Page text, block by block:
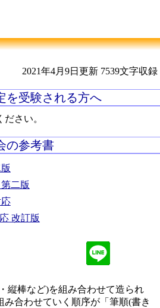
2021年4月9日更新 7539文字収録
を受験される方へ
ださい。
の参考書
二版
改訂版
縦棒など)を組み合わせて造られ
合わせていく順序が「筆順(書き